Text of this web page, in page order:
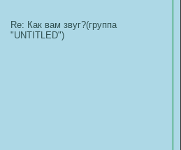
Re: Как вам звуг?(группа
"UNTITLED")